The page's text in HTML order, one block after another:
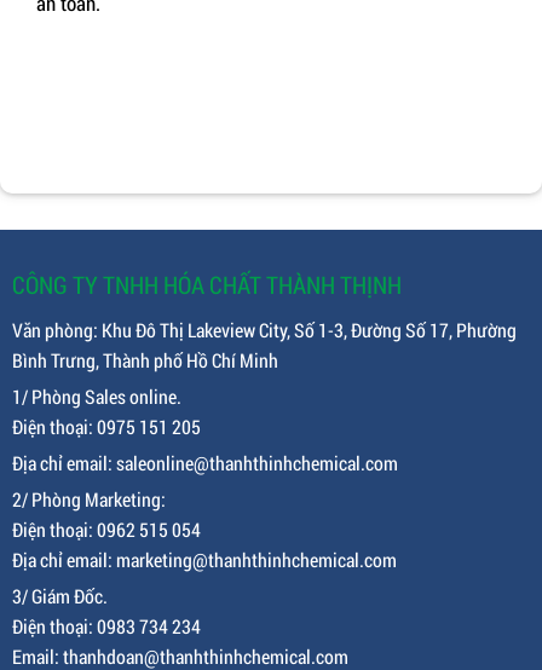
CÔNG TY TNHH HÓA CHẤT THÀNH THỊNH
Văn phòng: Khu Đô Thị Lakeview City, Số 1-3, Đường Số 17, Phường
Bình Trưng, Thành phố Hồ Chí Minh
1/ Phòng Sales online.
Điện thoại: 0975 151 205
Địa chỉ email: saleonline@thanhthinhchemical.com
2/ Phòng Marketing:
Điện thoại: 0962 515 054
Địa chỉ email: marketing@thanhthinhchemical.com
3/ Giám Đốc.
Điện thoại: 0983 734 234
Email: thanhdoan@thanhthinhchemical.com